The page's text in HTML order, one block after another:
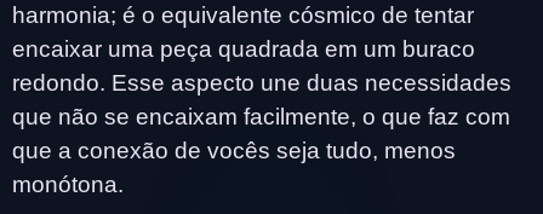
harmonia; é o equivalente cósmico de tentar
encaixar uma peça quadrada em um buraco
redondo. Esse aspecto une duas necessidades
que não se encaixam facilmente, o que faz com
que a conexão de vocês seja tudo, menos
monótona.